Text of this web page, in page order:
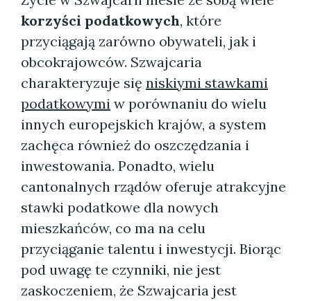
korzyści podatkowych, które
przyciągają zarówno obywateli, jak i
obcokrajowców. Szwajcaria
charakteryzuje się niskiymi stawkami
podatkowymi w porównaniu do wielu
innych europejskich krajów, a system
zachęca również do oszczędzania i
inwestowania. Ponadto, wielu
cantonalnych rządów oferuje atrakcyjne
stawki podatkowe dla nowych
mieszkańców, co ma na celu
przyciąganie talentu i inwestycji. Biorąc
pod uwagę te czynniki, nie jest
zaskoczeniem, że Szwajcaria jest